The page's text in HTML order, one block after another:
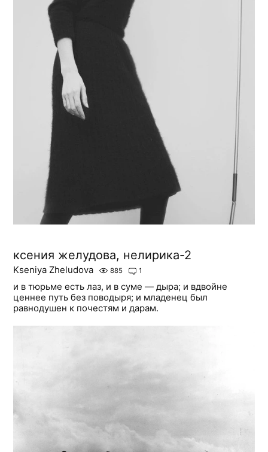
ксения желудова, нелирика-2
Kseniya Zheludova 885 1
и в тюрьме есть лаз, и в суме — дыра; и вдвойне
ценнее путь без поводыря; и младенец был
равнодушен к почестям и дарам.